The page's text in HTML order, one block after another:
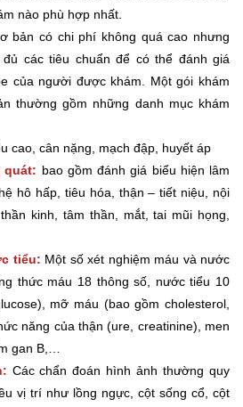
nào phù hợp nhất.
bản có chi phí không quá cao nhưng
các tiêu chuẩn để có thể đánh giá
của người được khám. Một gói khám
thường gồm những danh mục khám
cao, cân nặng, mạch đập, huyết áp
quát: bao gồm đánh giá biểu hiện lâm
hô hấp, tiêu hóa, thận – tiết niệu, nội
kinh, tâm thần, mắt, tai mũi họng,
tiểu: Một số xét nghiệm máu và nước
thức máu 18 thông số, nước tiểu 10
mỡ máu (bao gồm cholesterol,
năng của thận (ure, creatinine), men
gan B,…
Các chẩn đoán hình ảnh thường quy
vị trí như lồng ngực, cột sống cổ, cột